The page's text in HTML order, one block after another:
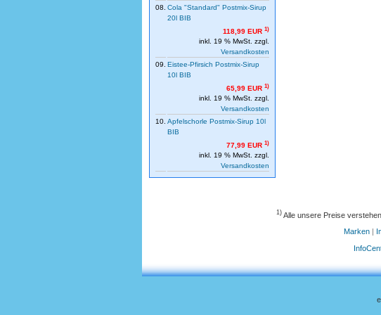
08. Cola "Standard" Postmix-Sirup
20l BIB
118,99 EUR 1)
inkl. 19 % MwSt. zzgl.
Versandkosten
09. Eistee-Pfirsich Postmix-Sirup
10l BIB
65,99 EUR 1)
inkl. 19 % MwSt. zzgl.
Versandkosten
10. Apfelschorle Postmix-Sirup 10l
BIB
77,99 EUR 1)
inkl. 19 % MwSt. zzgl.
Versandkosten
1) Alle unsere Preise
Marken|